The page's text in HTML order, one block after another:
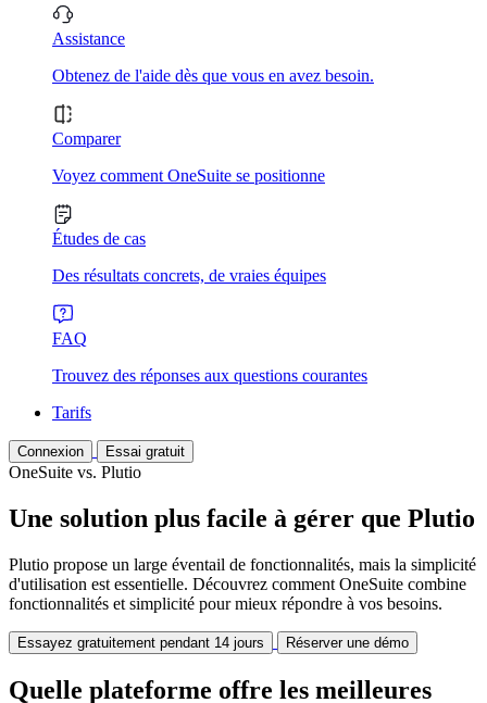
Assistance
Obtenez de l'aide dès que vous en avez besoin.
Comparer
Voyez comment OneSuite se positionne
Études de cas
Des résultats concrets, de vraies équipes
FAQ
Trouvez des réponses aux questions courantes
Tarifs
Connexion Essai gratuit
OneSuite vs. Plutio
Une solution plus facile à gérer que Plutio
Plutio propose un large éventail de fonctionnalités, mais la simplicité
d'utilisation est essentielle. Découvrez comment OneSuite combine
fonctionnalités et simplicité pour mieux répondre à vos besoins.
Essayez gratuitement pendant 14 jours Réserver une démo
Quelle plateforme offre les meilleures